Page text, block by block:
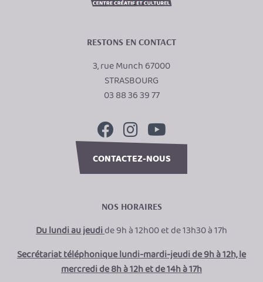
RESTONS EN CONTACT
3, rue Munch 67000
STRASBOURG
03 88 36 39 77
CONTACTEZ-NOUS
NOS HORAIRES
Du lundi au jeudide 9h à 12h00 et de 13h30 à 17h
Secrétariat téléphonique lundi-mardi-jeudi de 9h à 12h, le
mercredi de 8h à 12h et de 14h à 17h